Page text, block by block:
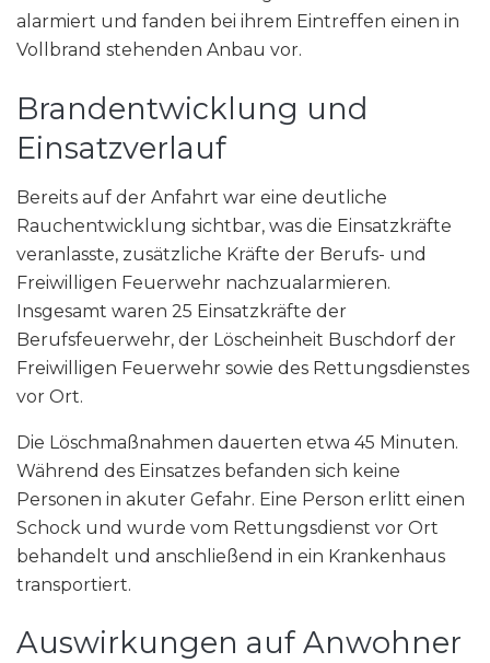
alarmiert und fanden bei ihrem Eintreffen einen in
Vollbrand stehenden Anbau vor.
Brandentwicklung und
Einsatzverlauf
Bereits auf der Anfahrt war eine deutliche
Rauchentwicklung sichtbar, was die Einsatzkräfte
veranlasste, zusätzliche Kräfte der Berufs- und
Freiwilligen Feuerwehr nachzualarmieren.
Insgesamt waren 25 Einsatzkräfte der
Berufsfeuerwehr, der Löscheinheit Buschdorf der
Freiwilligen Feuerwehr sowie des Rettungsdienstes
vor Ort.
Die Löschmaßnahmen dauerten etwa 45 Minuten.
Während des Einsatzes befanden sich keine
Personen in akuter Gefahr. Eine Person erlitt einen
Schock und wurde vom Rettungsdienst vor Ort
behandelt und anschließend in ein Krankenhaus
transportiert.
Auswirkungen auf Anwohner